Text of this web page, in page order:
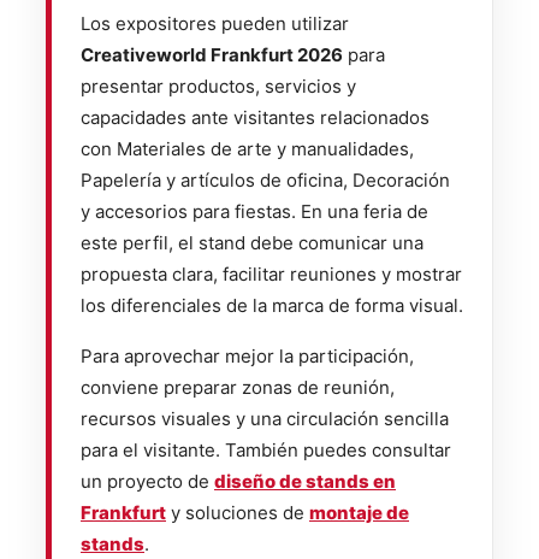
Los expositores pueden utilizar
Creativeworld Frankfurt 2026 para
presentar productos, servicios y
capacidades ante visitantes relacionados
con Materiales de arte y manualidades,
Papelería y artículos de oficina, Decoración
y accesorios para fiestas. En una feria de
este perfil, el stand debe comunicar una
propuesta clara, facilitar reuniones y mostrar
los diferenciales de la marca de forma visual.
Para aprovechar mejor la participación,
conviene preparar zonas de reunión,
recursos visuales y una circulación sencilla
para el visitante. También puedes consultar
un proyecto de diseño de stands en
Frankfurt y soluciones de montaje de
stands.